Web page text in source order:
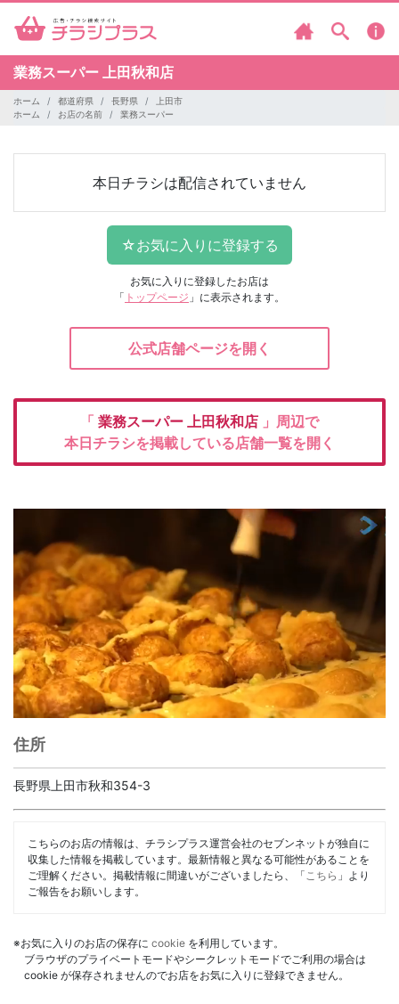
業務スーパー 上田秋和店
ホーム 都道府県 長野県
上田市
ホーム
お店の名前 業務スーパー
本日チラシは配信されていません
お気に入りに登録したお店は
「 トップページ 」に表示されます。
公式店舗ページを開く
「 業務スーパー 上田秋和店 」周辺で
本日チラシを掲載している店舗一覧を開く
住所
長野県上田市秋和354-3
こちらのお店の情報は、チラシプラス運営会社のセブンネットが独自に
収集した情報を掲載しています。最新情報と異なる可能性があることを
ご理解ください。掲載情報に間違いがございましたら、「 こちら 」より
ご報告をお願いします。
※お気に入りのお店の保存に cookie を利用しています。
ブラウザのプライベートモードやシークレットモードでご利用の場合は
cookie が保存されませんのでお店をお気に入りに登録できません。